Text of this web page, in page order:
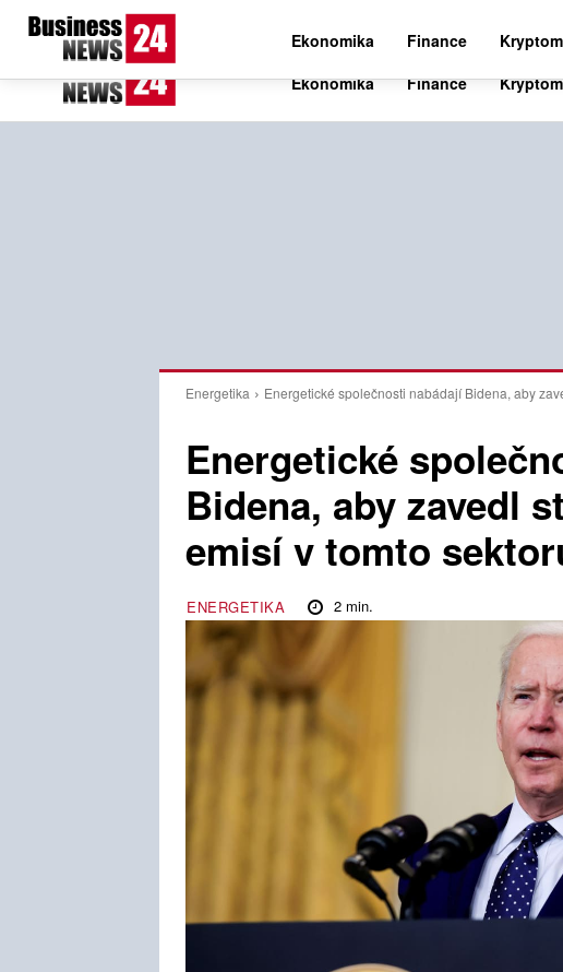
24.6 Czech
Čtvrtek 6. srpna 2026
Ekonomika Finance
Energetika Energetické společnosti nabádají Bidena, aby
Energetické
Bidena, aby zavedl
emisí v tomto
ENERGETIKA 2 min.